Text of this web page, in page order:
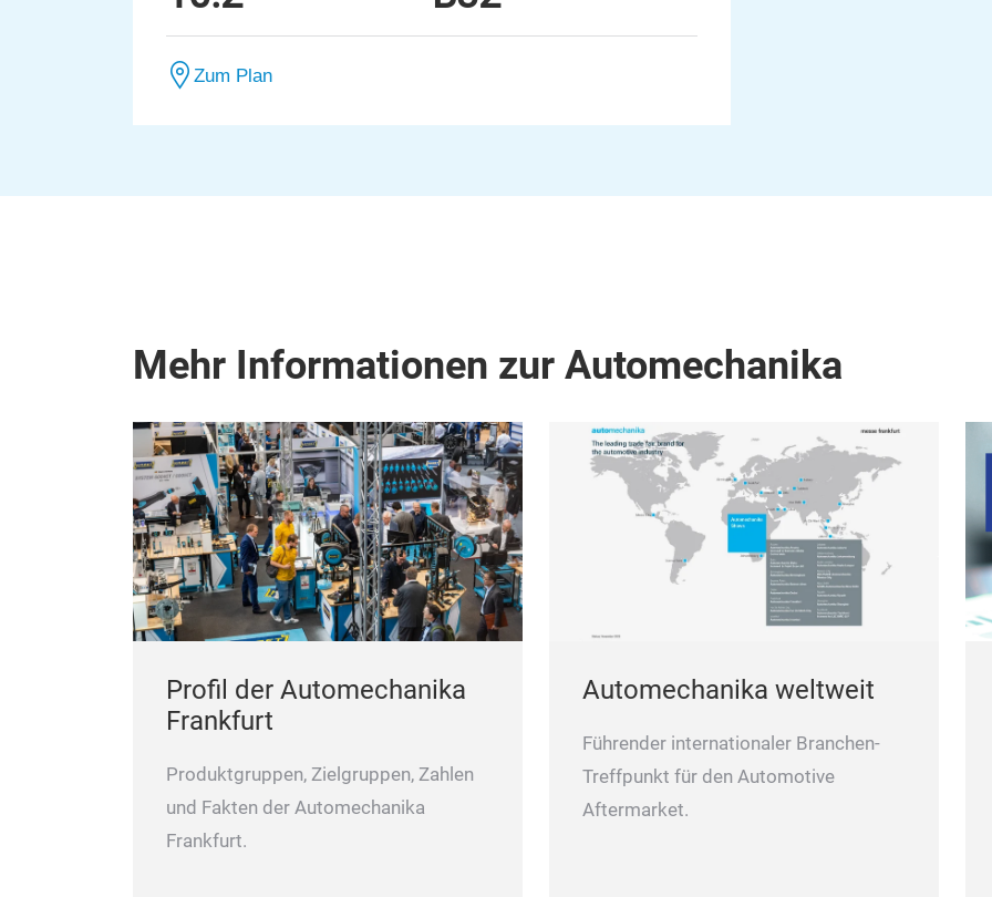
Zum Plan
Mehr Informationen zur Automechanika
Profil der Automechanika
Frankfurt
Produktgruppen, Zielgruppen, Zahlen
und Fakten der Automechanika
Frankfurt.
Automechanika weltweit
Führender internationaler Branchen-
Treffpunkt für den Automotive
Aftermarket.